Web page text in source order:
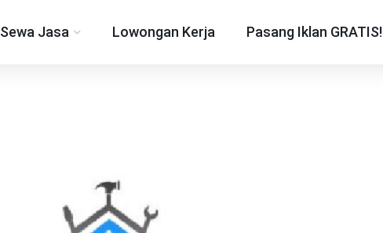
Sewa Jasa Lowongan Kerja Pasang Iklan GRATIS!